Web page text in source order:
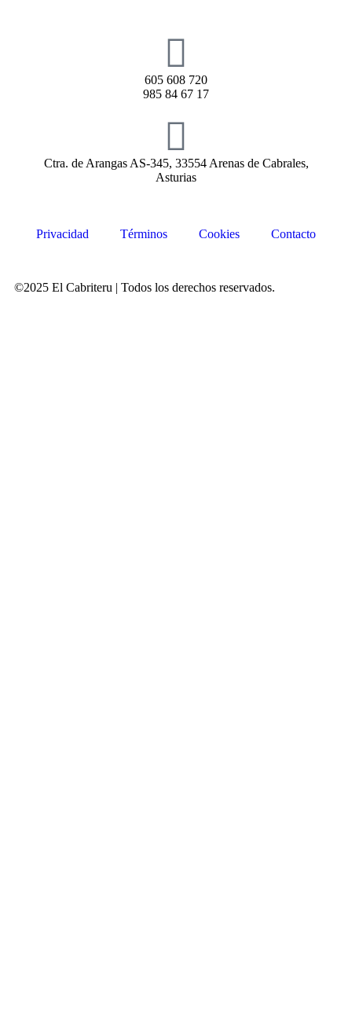
605 608 720
985 84 67 17
Ctra. de Arangas AS-345, 33554 Arenas de Cabrales,
Asturias
Privacidad Términos Cookies Contacto
©2025 El Cabriteru | Todos los derechos reservados.